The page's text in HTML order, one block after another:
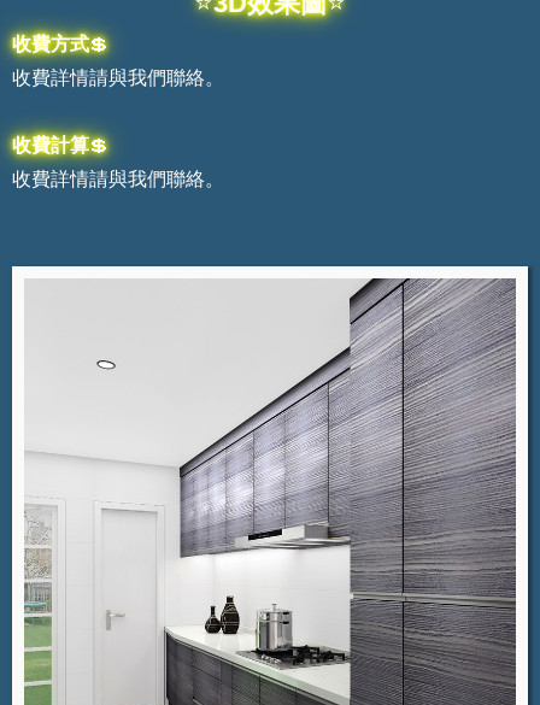
收費方式💲
收費詳情請與我們聯絡。
收費計算💲
收費詳情請與我們聯絡。